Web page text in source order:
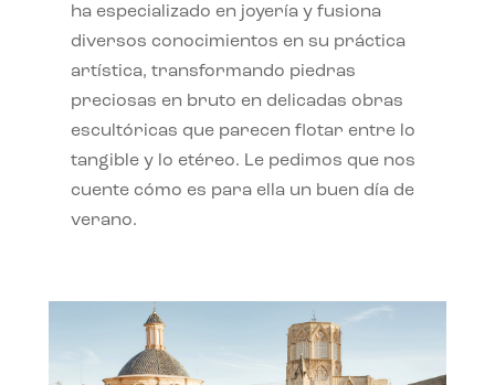
ha especializado en joyería y fusiona
diversos conocimientos en su práctica
artística, transformando piedras
preciosas en bruto en delicadas obras
escultóricas que parecen flotar entre lo
tangible y lo etéreo. Le pedimos que nos
cuente cómo es para ella un buen día de
verano.